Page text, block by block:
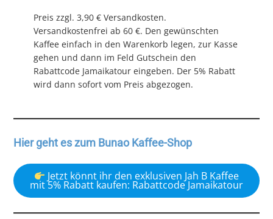
Preis zzgl. 3,90 € Versandkosten.
Versandkostenfrei ab 60 €. Den gewünschten
Kaffee einfach in den Warenkorb legen, zur Kasse
gehen und dann im Feld Gutschein den
Rabattcode Jamaikatour eingeben. Der 5% Rabatt
wird dann sofort vom Preis abgezogen.
Hier geht es zum Bunao Kaffee-Shop
Jetzt könnt ihr den exklusiven Jah B Kaffee
mit 5% Rabatt kaufen: Rabattcode Jamaikatour